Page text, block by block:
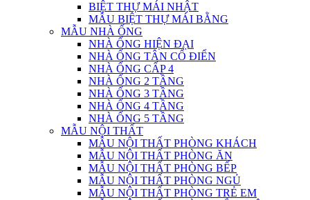
BIỆT THỰ MÁI NHẬT
MẪU BIỆT THỰ MÁI BẰNG
MẪU NHÀ ỐNG
NHÀ ỐNG HIỆN ĐẠI
NHÀ ỐNG TÂN CỔ ĐIỂN
NHÀ ỐNG CẤP 4
NHÀ ỐNG 2 TẦNG
NHÀ ỐNG 3 TẦNG
NHÀ ỐNG 4 TẦNG
NHÀ ỐNG 5 TẦNG
MẪU NỘI THẤT
MẪU NỘI THẤT PHÒNG KHÁCH
MẪU NỘI THẤT PHÒNG ĂN
MẪU NỘI THẤT PHÒNG BẾP
MẪU NỘI THẤT PHÒNG NGỦ
MẪU NỘI THẤT PHÒNG TRẺ EM